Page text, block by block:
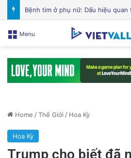
Menu
Home /Thế Giới / Hoa Kỳ
Hoa Kỳ
Trump cho biết đã